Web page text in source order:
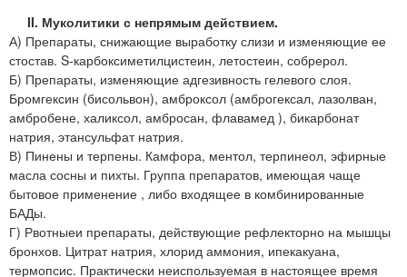
II. Муколитики с непрямым действием.
А) Препараты, снижающие выработку слизи и изменяющие ее
стостав. S-карбоксиметилцистеин, летостеин, собрерол.
Б) Препараты, изменяющие адгезивность гелевого слоя.
Бромгексин (бисольвон), амброксол (амброгексал, лазолван,
амбробене, халиксол, амбросан, флавамед ), бикарбонат
натрия, этансульфат натрия.
В) Пинены и терпены. Камфора, ментол, терпинеол, эфирные
масла сосны и пихты. Группа препаратов, имеющая чаще
бытовое применение , либо входящее в комбинированные
БАДы.
Г) Рвотныеи препараты, действующие рефлекторно на мышцы
бронхов. Цитрат натрия, хлорид аммония, ипекакуана,
термопсис. Практически неиспользуемая в настоящее время